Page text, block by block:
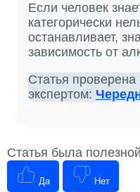
Если человек
категорически
останавливает,
зависимость от
Статья проверена
экспертом:
Статья была
Да Нет